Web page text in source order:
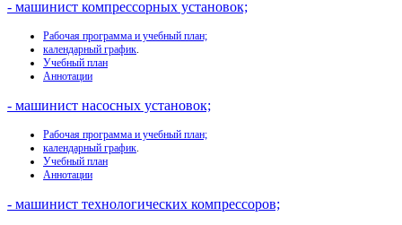
- машинист компрессорных установок;
Рабочая программа и учебный план;
календарный график.
Учебный план
Аннотации
- машинист насосных установок;
Рабочая программа и учебный план;
календарный график.
Учебный план
Аннотации
- машинист технологических компрессоров;